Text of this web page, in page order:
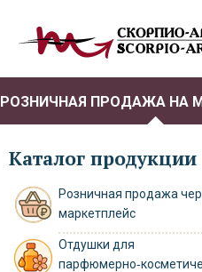
РОЗНИЧНАЯ ПРОДАЖА НА
Каталог продукции
Розничная продажа
маркетплейс
Отдушки для